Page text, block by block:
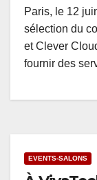
Paris, le 12
sélection du
et Clever
fournir des
EVENTS-SALONS